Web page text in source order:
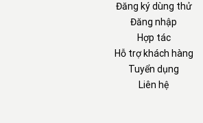
Đăng ký dùng thử
Đăng nhập
Hợp tác
Hỗ trợ khách hàng
Tuyển dụng
Liên hệ